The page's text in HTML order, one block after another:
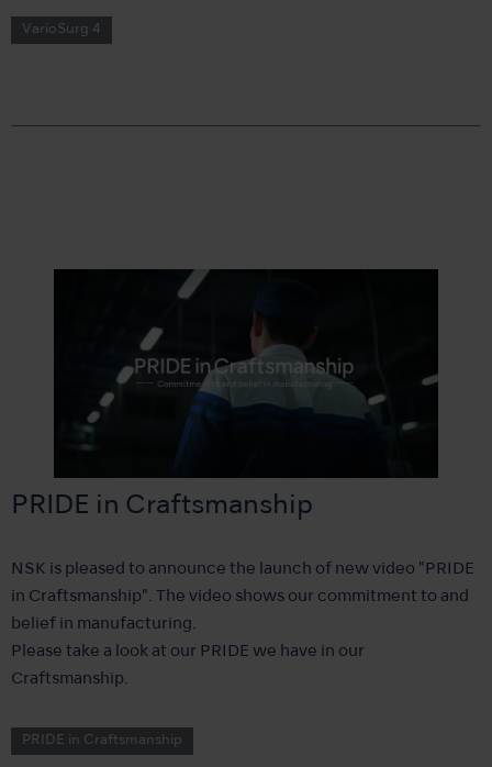
VarioSurg 4
PRIDE in Craftsmanship
NSK is pleased to announce the launch of new video "PRIDE
in Craftsmanship". The video shows our commitment to and
belief in manufacturing.
Please take a look at our PRIDE we have in our
Craftsmanship.
PRIDE in Craftsmanship